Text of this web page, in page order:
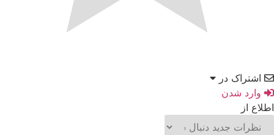
اشتراک در
وارد شدن
اطلاع از